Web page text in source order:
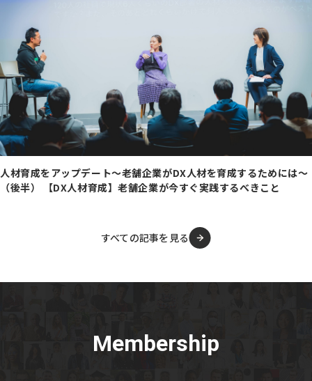
人材育成をアップデート～老舗企業がDX人材を育成するためには～
（後半） 【DX人材育成】老舗企業が今すぐ実践するべきこと
すべての記事を見る
Membership